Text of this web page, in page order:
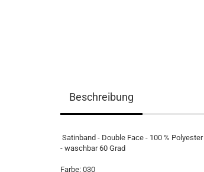
Beschreibung
Satinband - Double Face - 100 % Polyester
- waschbar 60 Grad
Farbe: 030